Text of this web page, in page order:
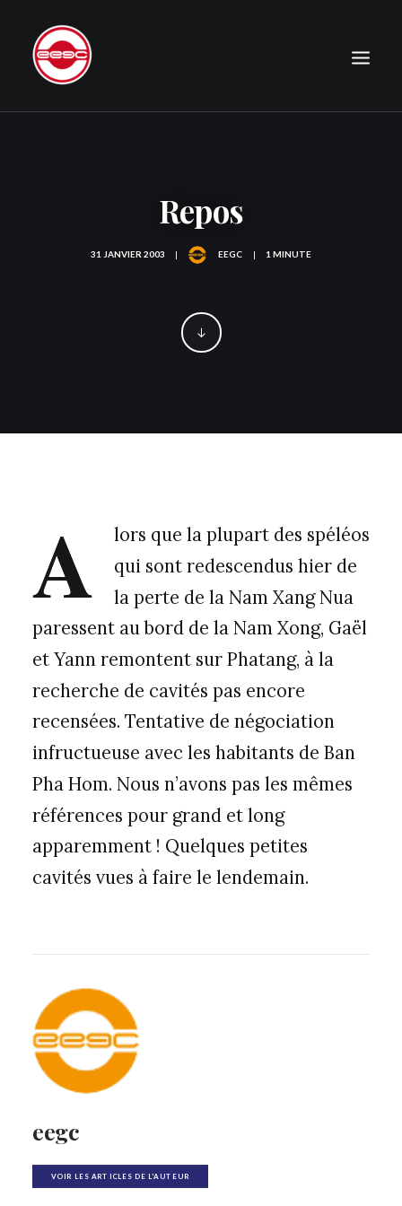
Repos
31 JANVIER 2003 | EEGC | 1 MINUTE
A
lors que la plupart des spéléos
qui sont redescendus hier de
la perte de la Nam Xang Nua
paressent au bord de la Nam Xong, Gaël
et Yann remontent sur Phatang, à la
recherche de cavités pas encore
recensées. Tentative de négociation
infructueuse avec les habitants de Ban
Pha Hom. Nous n’avons pas les mêmes
références pour grand et long
apparemment ! Quelques petites
cavités vues à faire le lendemain.
eegc
VOIR LES ARTICLES DE L'AUTEUR